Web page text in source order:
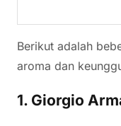
Berikut adalah
aroma dan
1. Giorgio